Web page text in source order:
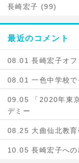
長崎宏子 (99)
最近のコメント
08.01 長崎宏子オフ
08.01 一色中学校で
09.05 「2020年東
デミー
08.25 大曲仙北教育
10.05 長崎宏子への